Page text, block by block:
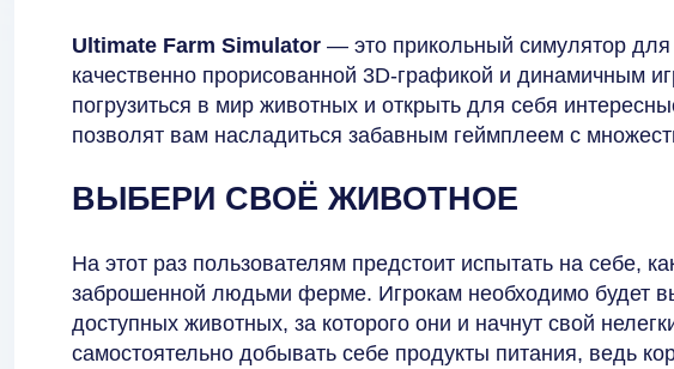
Ultimate Farm Simulator — это прикольный симулятор
качественно прорисованной 3D-графикой и динамичным
погрузиться в мир животных и открыть для себя
позволят вам насладиться забавным геймплеем с
ВЫБЕРИ СВОЁ ЖИВОТНОЕ
На этот раз пользователям предстоит испытать на себе,
заброшенной людьми ферме. Игрокам необходимо будет
доступных животных, за которого они и начнут свой
самостоятельно добывать себе продукты питания, ведь